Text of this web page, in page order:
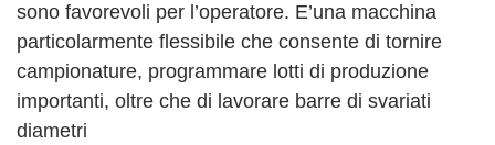
sono favorevoli per l’operatore. E’una macchina
particolarmente flessibile che consente di tornire
campionature, programmare lotti di produzione
importanti, oltre che di lavorare barre di svariati
diametri